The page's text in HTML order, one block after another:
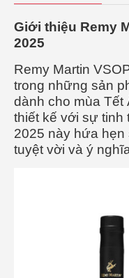
Giới thiệu Remy
2025
Remy Martin
trong những sản
dành cho mùa Tết
thiết kế với sự tinh
2025 này hứa hẹn
tuyệt vời và ý